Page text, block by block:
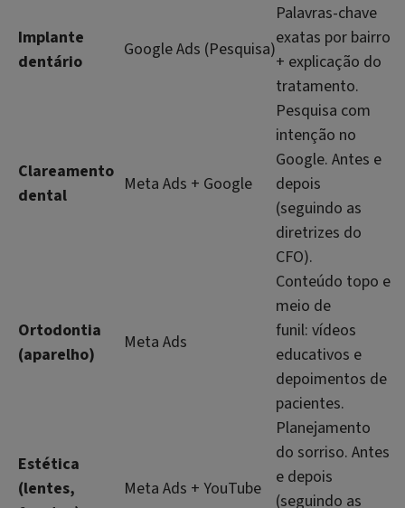
Implante
dentário
Google Ads (Pesquisa)
Palavras-chave
exatas por bairro
+ explicação do
tratamento.
Clareamento
dental
Meta Ads + Google
Pesquisa com
intenção no
Google. Antes e
depois
(seguindo as
diretrizes do
CFO).
Ortodontia
(aparelho)
Meta Ads
Conteúdo topo e
meio de
funil: vídeos
educativos e
depoimentos de
pacientes.
Estética
(lentes,
Meta Ads + YouTube
Planejamento
do sorriso. Antes
e depois
(seguindo as